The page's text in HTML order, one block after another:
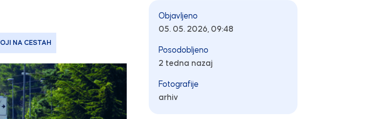
NA CESTAH
Objavljeno
05. 05. 2026, 09:48
Posodobljeno
2 tedna nazaj
Fotografije
arhiv